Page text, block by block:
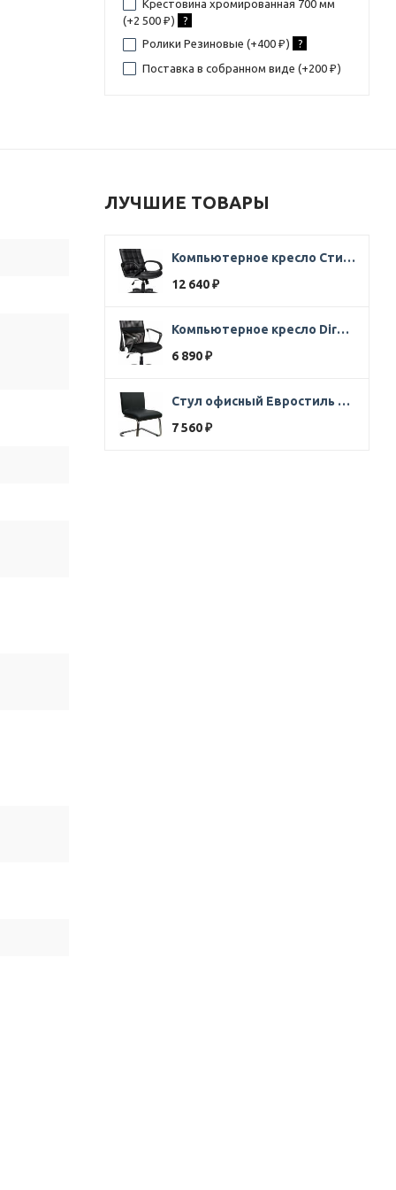
Крестовина хромированная 700 мм
(+2 500 ₽ ) ?
Ролики Резиновые (+400 ₽ ) ?
Поставка в собранном виде (+200 ₽ )
ЛУЧШИЕ ТОВАРЫ
Компьютерное кресло Стиль Ультра SOFT кожа черная
12 640 ₽
Компьютерное кресло Direct ткань черная
6 890 ₽
Стул офисный Евростиль 250 (стул сбербанк) кожзам черный
7 560 ₽